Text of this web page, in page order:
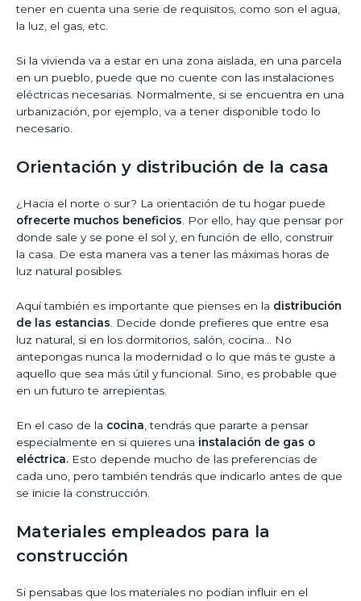
tener en cuenta una serie de requisitos, como son el agua,
la luz, el gas, etc.
Si la vivienda va a estar en una zona aislada, en una parcela
en un pueblo, puede que no cuente con las instalaciones
eléctricas necesarias. Normalmente, si se encuentra en una
urbanización, por ejemplo, va a tener disponible todo lo
necesario.
Orientación y distribución de la casa
¿Hacia el norte o sur? La orientación de tu hogar puede
ofrecerte muchos beneficios . Por ello, hay que pensar por
donde sale y se pone el sol y, en función de ello, construir
la casa. De esta manera vas a tener las máximas horas de
luz natural posibles.
Aquí también es importante que pienses en la distribución
de las estancias . Decide donde prefieres que entre esa
luz natural, si en los dormitorios, salón, cocina… No
antepongas nunca la modernidad o lo que más te guste a
aquello que sea más útil y funcional. Sino, es probable que
en un futuro te arrepientas.
En el caso de la cocina , tendrás que pararte a pensar
especialmente en si quieres una instalación de gas o
eléctrica. Esto depende mucho de las preferencias de
cada uno, pero también tendrás que indicarlo antes de que
se inicie la construcción.
Materiales empleados para la
construcción
Si pensabas que los materiales no podían influir en el